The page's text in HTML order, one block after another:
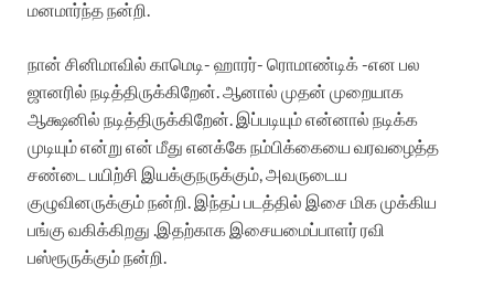
மனமார்ந்த நன்றி.
நான் சினிமாவில் காமெடி- ஹாரர்- ரொமாண்டிக் -என பல
ஜானரில் நடித்திருக்கிறேன். ஆனால் முதன் முறையாக
ஆக்ஷனில் நடித்திருக்கிறேன். இப்படியும் என்னால் நடிக்க
முடியும் என்று என் மீது எனக்கே நம்பிக்கையை வரவழைத்த
சண்டை பயிற்சி இயக்குநருக்கும், அவருடைய
குழுவினருக்கும் நன்றி.‌ இந்தப் படத்தில் இசை மிக முக்கிய
பங்கு வகிக்கிறது .இதற்காக இசையமைப்பாளர் ரவி
பஸ்ரூருக்கும் நன்றி.